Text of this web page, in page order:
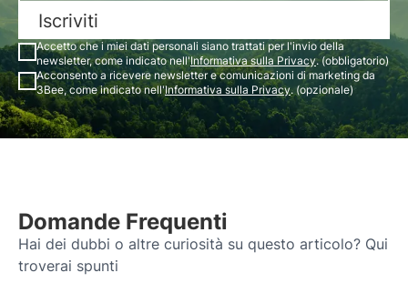
Iscriviti
Accetto che i miei dati personali siano trattati per l'invio della
newsletter, come indicato nell'Informativa sulla Privacy. (obbligatorio)
Acconsento a ricevere newsletter e comunicazioni di marketing da
3Bee, come indicato nell'Informativa sulla Privacy. (opzionale)
Domande Frequenti
Hai dei dubbi o altre curiosità su questo articolo? Qui
troverai spunti